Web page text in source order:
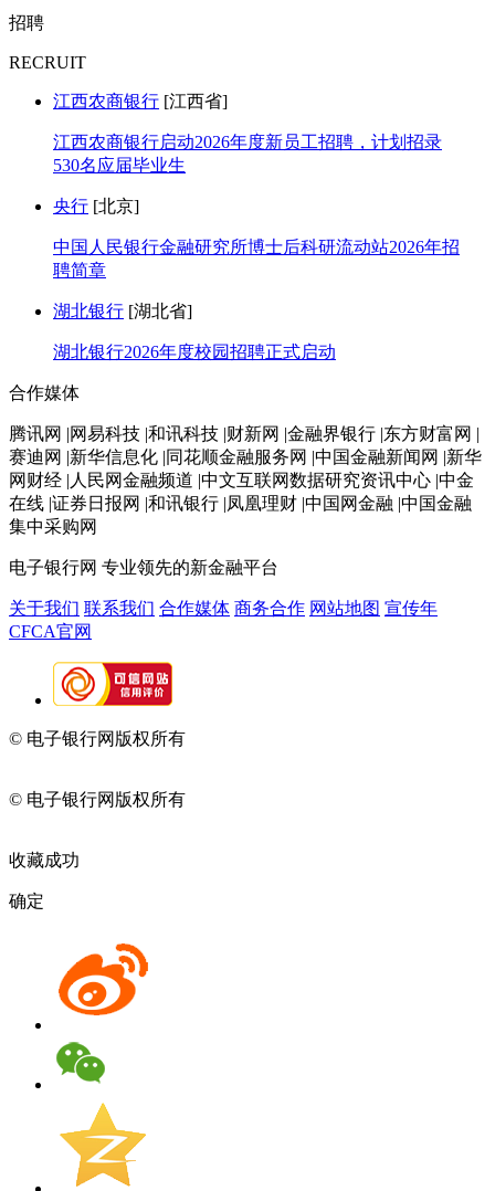
招聘
RECRUIT
江西农商银行 [江西省]
江西农商银行启动2026年度新员工招聘，计划招录
530名应届毕业生
央行 [北京]
中国人民银行金融研究所博士后科研流动站2026年招
聘简章
湖北银行 [湖北省]
湖北银行2026年度校园招聘正式启动
合作媒体
腾讯网 |网易科技 |和讯科技 |财新网 |金融界银行 |东方财富网 |
赛迪网 |新华信息化 |同花顺金融服务网 |中国金融新闻网 |新华
网财经 |人民网金融频道 |中文互联网数据研究资讯中心 |中金
在线 |证券日报网 |和讯银行 |凤凰理财 |中国网金融 |中国金融
集中采购网
电子银行网 专业领先的新金融平台
关于我们 联系我们 合作媒体 商务合作 网站地图 宣传年
CFCA官网
© 电子银行网版权所有
© 电子银行网版权所有
收藏成功
确定